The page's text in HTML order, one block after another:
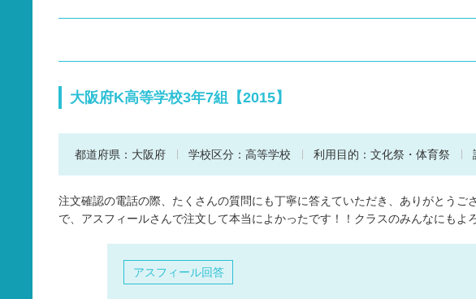
ドライポロシャツ
スウェット・パンツ
部活ウェア・ジャージ
タオル
大阪府K高等学校3年7組【2015】
都道府県： 大阪府 学校区分： 高等学校 利用目的： 文化祭・体育祭
注文確認の電話の際、たくさんの質問にも丁寧に答えていただき、ありがとう
で、アスフィールさんで注文して本当によかったです！！クラスのみんなにもよ
アスフィール回答